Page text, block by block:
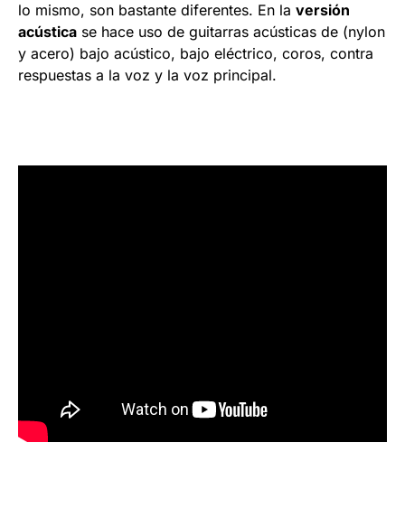
lo mismo, son bastante diferentes. En la versión
acústica se hace uso de guitarras acústicas de (nylon
y acero) bajo acústico, bajo eléctrico, coros, contra
respuestas a la voz y la voz principal.